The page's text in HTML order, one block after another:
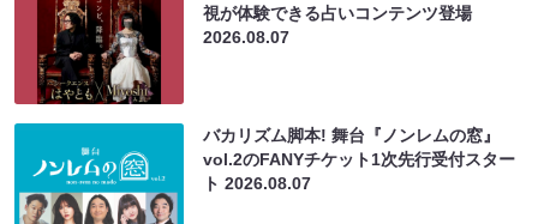
視が体験できる占いコンテンツ登場
2026.08.07
バカリズム脚本! 舞台『ノンレムの窓』
vol.2のFANYチケット1次先行受付スター
ト2026.08.07